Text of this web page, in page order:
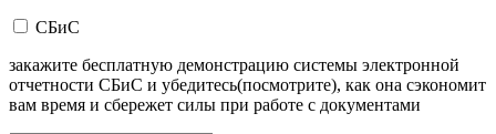
СБиС
закажите бесплатную демонстрацию системы электронной
отчетности СБиС и убедитесь(посмотрите), как она сэкономит
вам время и сбережет силы при работе с документами